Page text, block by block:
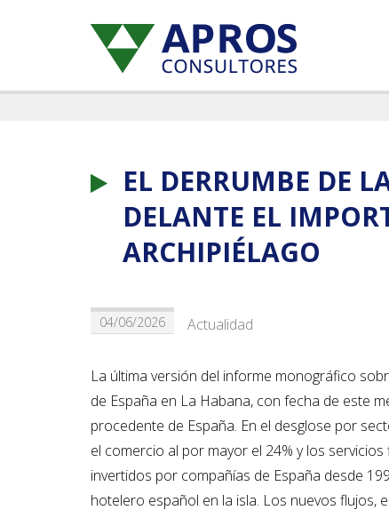
EL DERRUMBE DE
DELANTE EL
ARCHIPIÉLAGO
04/06/2026 Actualidad
La última versión del informe monográfico
de España en La Habana, con fecha de este
procedente de España. En el desglose por
el comercio al por mayor el 24% y los
invertidos por compañías de España desde
hotelero español en la isla. Los nuevos flujos,